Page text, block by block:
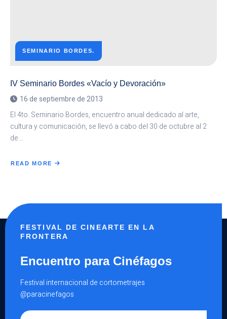
SEMINARIO BORDES.
IV Seminario Bordes «Vacío y Devoración»
16 de septiembre de 2013
El 4to. Seminario Bordes, encuentro anual dedicado al arte,
cultura y comunicación, se llevó a cabo del 30 de octubre al 2
de…
READ MORE
ABOUT
FESTIVAL DE CINEARTE EN LA
FRONTERA
Encuentro para Cinéfagos
Festival internacional de cortometrajes
@paracinefagos